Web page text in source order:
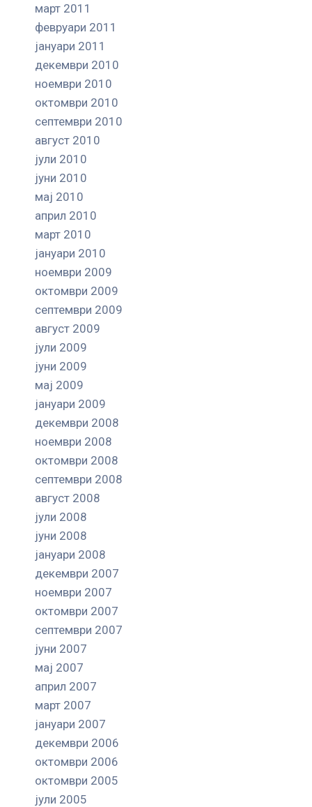
март 2011
февруари 2011
јануари 2011
декември 2010
ноември 2010
октомври 2010
септември 2010
август 2010
јули 2010
јуни 2010
мај 2010
април 2010
март 2010
јануари 2010
ноември 2009
октомври 2009
септември 2009
август 2009
јули 2009
јуни 2009
мај 2009
јануари 2009
декември 2008
ноември 2008
октомври 2008
септември 2008
август 2008
јули 2008
јуни 2008
јануари 2008
декември 2007
ноември 2007
октомври 2007
септември 2007
јуни 2007
мај 2007
април 2007
март 2007
јануари 2007
декември 2006
октомври 2006
октомври 2005
јули 2005